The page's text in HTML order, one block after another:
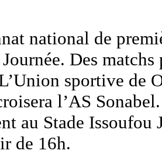
national de
Des
sportive de
l’AS
au Stade
de 16h.